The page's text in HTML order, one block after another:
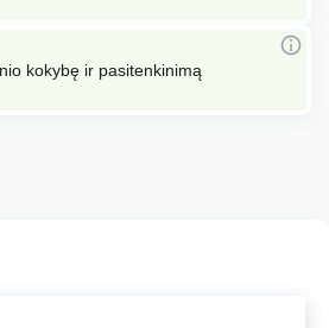
kokybę ir pasitenkinimą